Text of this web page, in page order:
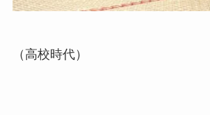
（高校時代）